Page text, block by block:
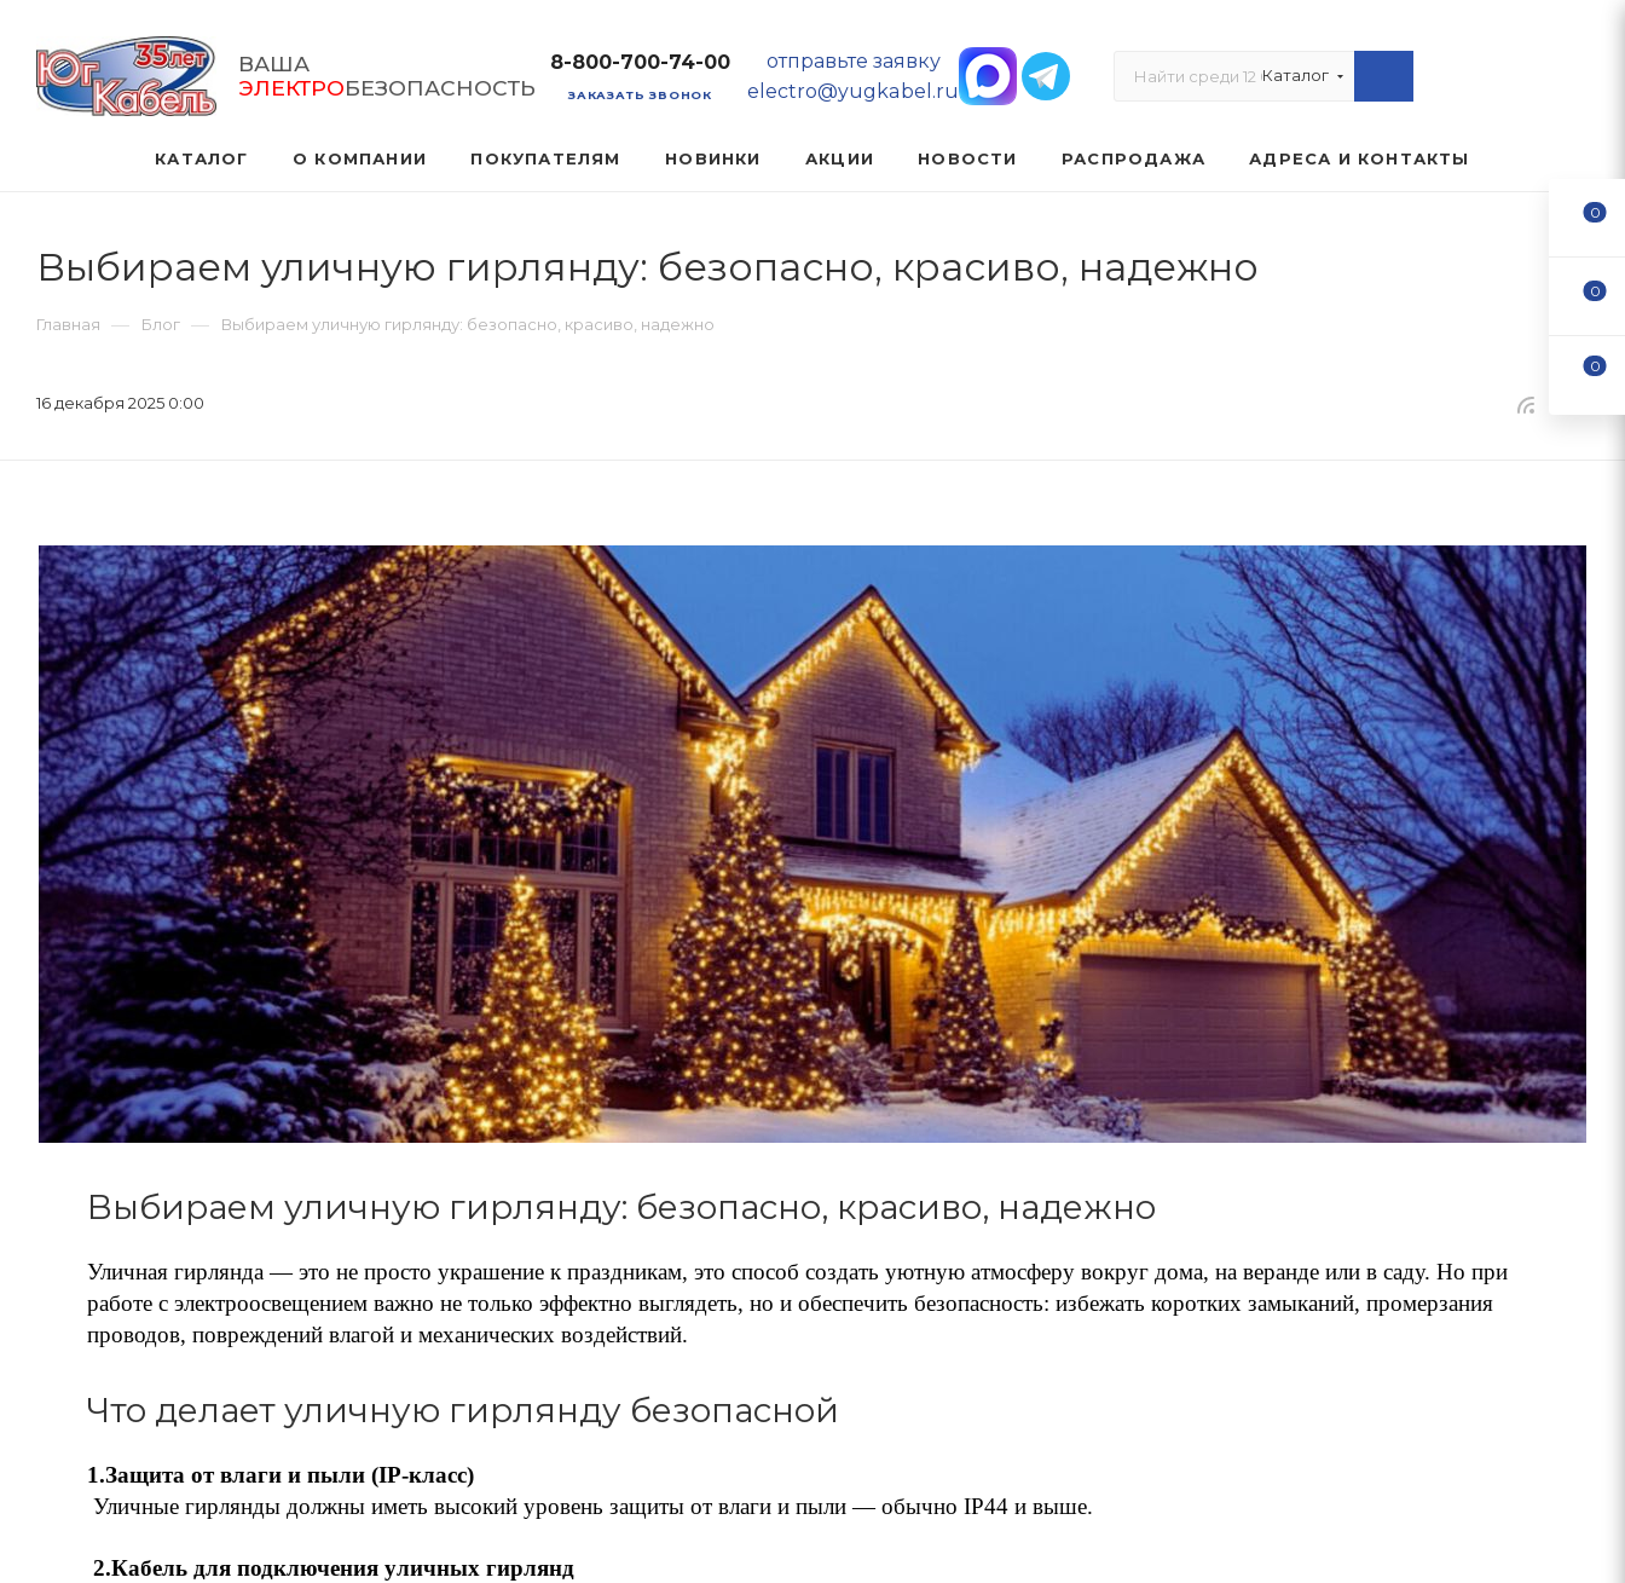
ВАША
ЭЛЕКТРОБЕЗОПАСНОСТЬ
8-800-700-74-00
ЗАКАЗАТЬ ЗВОНОК
отправьте заявку
electro@yugkabel.ru
Каталог
КАТАЛОГ О КОМПАНИИ ПОКУПАТЕЛЯМ НОВИНКИ АКЦИИ НОВОСТИ РАСПРОДАЖА АДРЕСА И КОНТАКТЫ
Выбираем уличную гирлянду: безопасно, красиво, надежно
Главная — Блог — Выбираем уличную гирлянду: безопасно, красиво, надежно
16 декабря 2025 0:00
Выбираем уличную гирлянду: безопасно, красиво, надежно
Уличная гирлянда — это не просто украшение к праздникам, это способ создать уютную атмосферу вокруг дома, на веранде или в саду. Но при
работе с электроосвещением важно не только эффектно выглядеть, но и обеспечить безопасность: избежать коротких замыканий, промерзания
проводов, повреждений влагой и механических воздействий.
Что делает уличную гирлянду безопасной
1.Защита от влаги и пыли (IP-класс)
Уличные гирлянды должны иметь высокий уровень защиты от влаги и пыли — обычно IP44 и выше.
2.Кабель для подключения уличных гирлянд
0
0
0